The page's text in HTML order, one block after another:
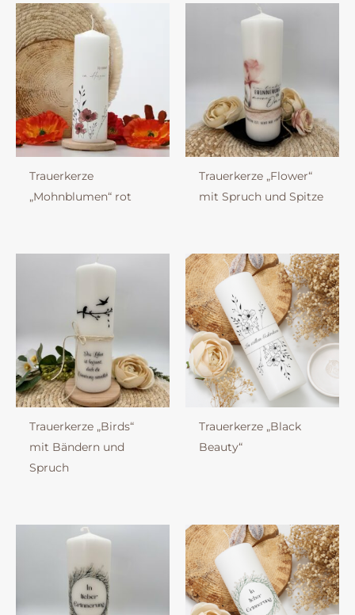
Trauerkerze
„Mohnblumen“ rot
Trauerkerze „Flower“
mit Spruch und Spitze
Trauerkerze „Birds“
mit Bändern und
Spruch
Trauerkerze „Black
Beauty“